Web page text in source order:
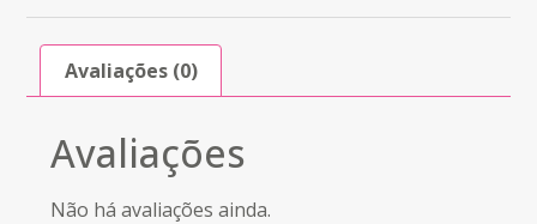
Avaliações (0)
Avaliações
Não há avaliações ainda.